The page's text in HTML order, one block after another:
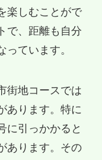
楽しむことがで
で、距離も自分
ています。
街地コースでは
あります。特に
に引っかかると
あります。その